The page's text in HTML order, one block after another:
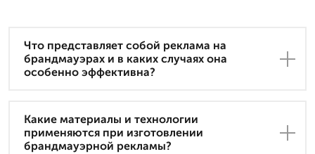
Что представляет собой реклама на
брандмауэрах и в каких случаях она
особенно эффективна?
Какие материалы и технологии
применяются при изготовлении
брандмауэрной рекламы?